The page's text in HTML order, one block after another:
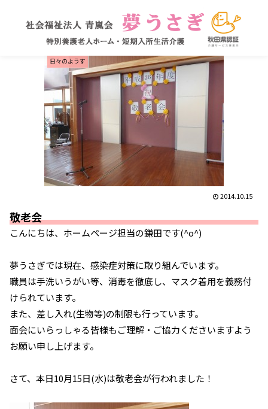
日々のようす
2014.10.15
敬老会
こんにちは、ホームページ担当の鎌田です(^o^)
夢うさぎでは現在、感染症対策に取り組んでいます。
職員は手洗いうがい等、消毒を徹底し、マスク着用を義務付
けられています。
また、差し入れ(生物等)の制限も行っています。
面会にいらっしゃる皆様もご理解・ご協力くださいますよう
お願い申し上げます。
さて、本日10月15日(水)は敬老会が行われました！